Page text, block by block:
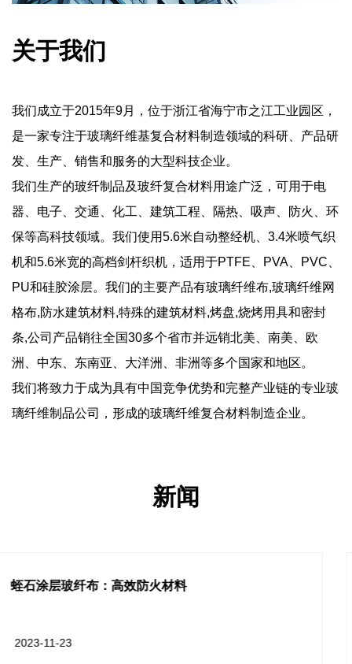
关于我们
我们成立于2015年9月，位于浙江省海宁市之江工业园区，
是一家专注于玻璃纤维基复合材料制造领域的科研、产品研
发、生产、销售和服务的大型科技企业。
我们生产的玻纤制品及玻纤复合材料用途广泛，可用于电
器、电子、交通、化工、建筑工程、隔热、吸声、防火、环
保等高科技领域。我们使用5.6米自动整经机、3.4米喷气织
机和5.6米宽的高档剑杆织机，适用于PTFE、PVA、PVC、
PU和硅胶涂层。我们的主要产品有玻璃纤维布,玻璃纤维网
格布,防水建筑材料,特殊的建筑材料,烤盘,烧烤用具和密封
条,公司产品销往全国30多个省市并远销北美、南美、欧
洲、中东、东南亚、大洋洲、非洲等多个国家和地区。
我们将致力于成为具有中国竞争优势和完整产业链的专业玻
璃纤维制品公司，形成的玻璃纤维复合材料制造企业。
新闻
硅胶涂层防水篷布：多功能防护耐用材料
2023-11-16